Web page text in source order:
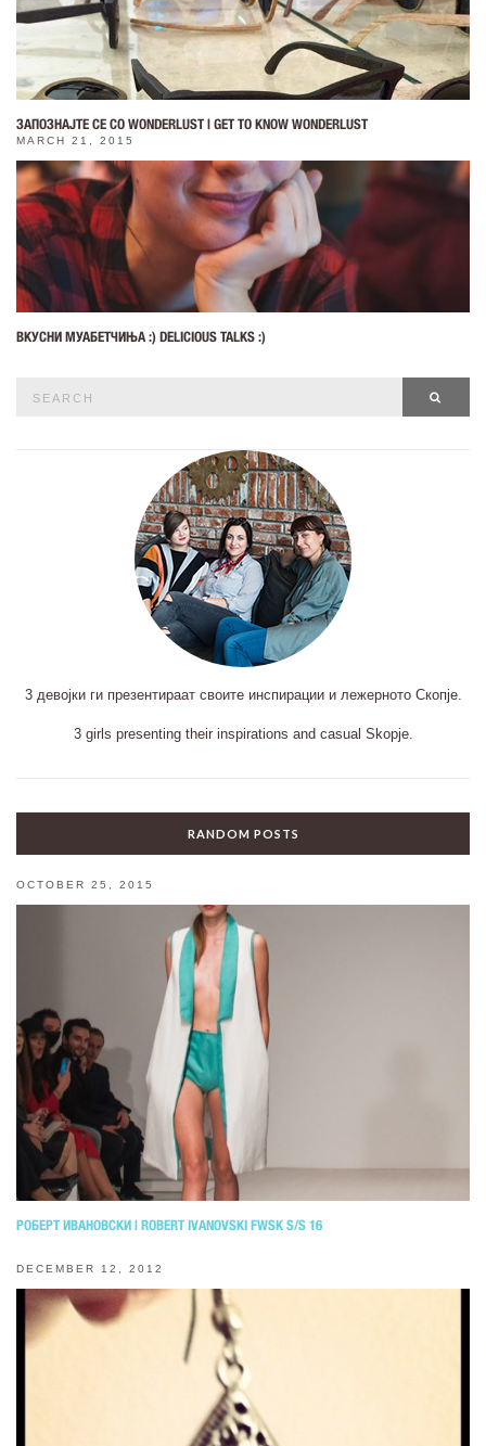
ЗАПОЗНАЈТЕ СЕ СО WONDERLUST | GET TO KNOW WONDERLUST
MARCH 21, 2015
ВКУСНИ МУАБЕТЧИЊА :) DELICIOUS TALKS :)
3 девојки ги презентираат своите инспирации и лежерното Скопје.
3 girls presenting their inspirations and casual Skopje.
RANDOM POSTS
OCTOBER 25, 2015
РОБЕРТ ИВАНОВСКИ | ROBERT IVANOVSKI FWSK S/S 16
DECEMBER 12, 2012